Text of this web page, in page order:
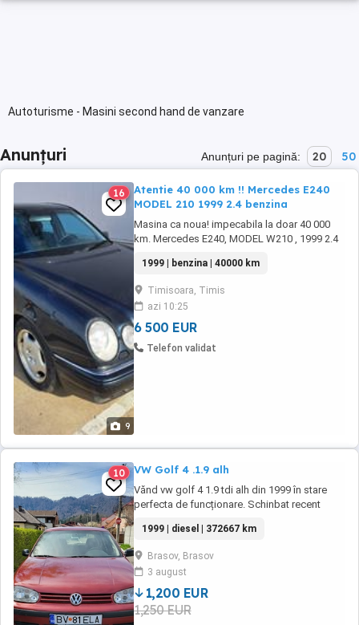
Autoturisme - Masini second hand de vanzare
Anunțuri Anunțuri pe pagină: 20 50
9
16
Atentie 40 000 km !! Mercedes E240
MODEL 210 1999 2.4 benzina
Masina ca noua! impecabila la doar 40 000
km. Mercedes E240, MODEL W210 , 1999 2.4
1999 | benzina | 40000 km
Timisoara, Timis
azi 10:25
6 500 EUR
Telefon validat
10 VW Golf 4 .1.9 alh
Vănd vw golf 4 1.9 tdi alh din 1999 în stare
perfecta de funcționare. Schinbat recent
ambreaj,turbină,buji,pivoți, capete de bară,
reglat directie. Se vinde doar cu transcriere !
1999 | diesel | 372667 km
Brasov, Brasov
3 august
1,200 EUR
1,250 EUR